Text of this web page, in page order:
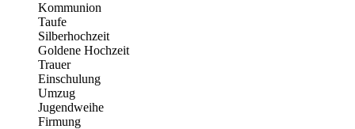
Kommunion
Taufe
Silberhochzeit
Goldene Hochzeit
Trauer
Einschulung
Umzug
Jugendweihe
Firmung